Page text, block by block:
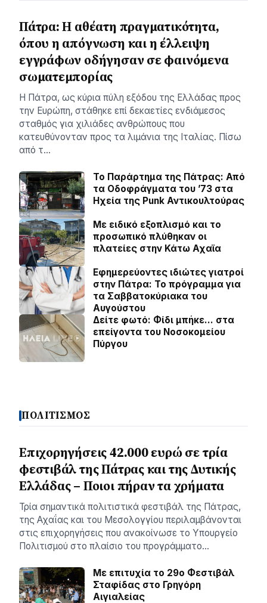
Πάτρα: Η αθέατη πραγματικότητα,
όπου η απόγνωση και η έλλειψη
εγγράφων οδήγησαν σε φαινόμενα
σωματεμπορίας
Η Πάτρα, ως κύρια πύλη εξόδου της Ελλάδας προς
την Ευρώπη, στάθηκε επί δεκαετίες ενδιάμεσος
σταθμός για χιλιάδες ανθρώπους που
κατευθύνονταν προς τα λιμάνια της Ιταλίας. Πίσω
από τ…
Το Παράρτημα της Πάτρας: Από
τα Οδοφράγματα του ’73 στα
Ηχεία της Punk Αντικουλτούρας
Με ειδικό εξοπλισμό και το
προσωπικό πλύθηκαν οι
πλατείες στην Κάτω Αχαϊα
Εφημερεύοντες ιδιώτες γιατροί
στην Πάτρα: Το πρόγραμμα για
τα Σαββατοκύριακα του
Αυγούστου
Δείτε φωτό: Φίδι μπήκε… στα
επείγοντα του Νοσοκομείου
Πύργου
ΠΟΛΙΤΙΣΜΟΣ
Επιχορηγήσεις 42.000 ευρώ σε τρία
φεστιβάλ της Πάτρας και της Δυτικής
Ελλάδας – Ποιοι πήραν τα χρήματα
Τρία σημαντικά πολιτιστικά φεστιβάλ της Πάτρας,
της Αχαΐας και του Μεσολογγίου περιλαμβάνονται
στις επιχορηγήσεις που ανακοίνωσε το Υπουργείο
Πολιτισμού στο πλαίσιο του προγράμματο…
Με επιτυχία το 29ο Φεστιβάλ
Σταφίδας στο Γρηγόρη
Aιγιαλείας